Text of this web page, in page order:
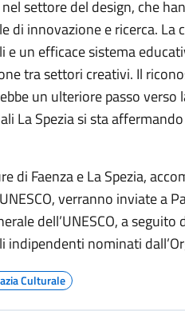
settore del design, che
di innovazione e ricerca.
e un efficace sistema
tra settori creativi. Il
un ulteriore passo
La Spezia si sta
di Faenza e La Spezia,
verranno inviate a
dell’UNESCO, a
indipendenti nominati
Culturale